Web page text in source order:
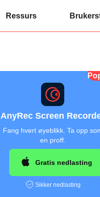
Ressurs
AnyRec Screen
Fang hvert øyeblikk. Ta opp
en proff.
Gratis nedlasting
Sikker nedlasting